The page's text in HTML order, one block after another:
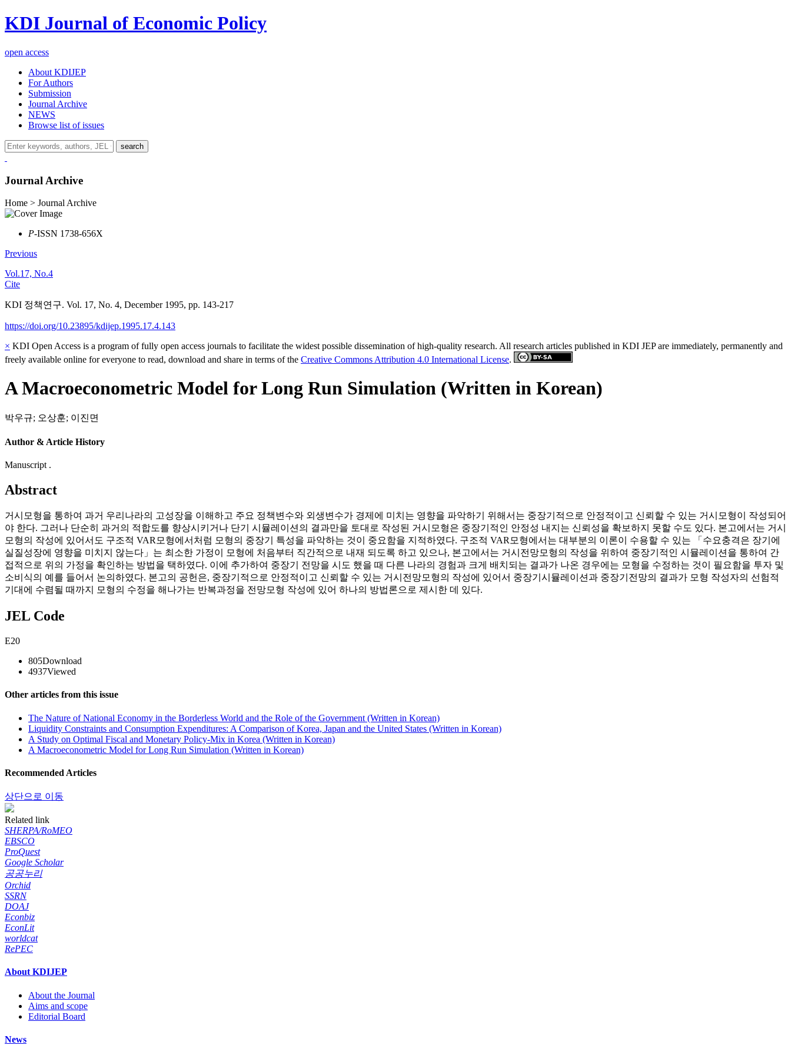
KDI Journal of Economic Policy
open access
About KDIJEP
For Authors
Submission
Journal Archive
NEWS
Browse list of issues
search
Journal Archive
Home > Journal Archive
P-ISSN 1738-656X
Previous
Vol.17, No.4
Cite
KDI 정책연구. Vol. 17, No. 4, December 1995, pp. 143-217
https://doi.org/10.23895/kdijep.1995.17.4.143
× KDI Open Access is a program of fully open access journals to facilitate the widest possible dissemination of high-quality research. All research articles published in KDI JEP are immediately, permanently and
freely available online for everyone to read, download and share in terms of the Creative Commons Attribution 4.0 International License.
A Macroeconometric Model for Long Run Simulation (Written in Korean)
박우규; 오상훈; 이진면
Author & Article History
Manuscript .
Abstract
거시모형을 통하여 과거 우리나라의 고성장을 이해하고 주요 정책변수와 외생변수가 경제에 미치는 영향을 파악하기 위해서는 중장기적으로 안정적이고 신뢰할 수 있는 거시모형이 작성되어
야 한다. 그러나 단순히 과거의 적합도를 향상시키거나 단기 시뮬레이션의 결과만을 토대로 작성된 거시모형은 중장기적인 안정성 내지는 신뢰성을 확보하지 못할 수도 있다. 본고에서는 거시
모형의 작성에 있어서도 구조적 VAR모형에서처럼 모형의 중장기 특성을 파악하는 것이 중요함을 지적하였다. 구조적 VAR모형에서는 대부분의 이론이 수용할 수 있는 「수요충격은 장기에
실질성장에 영향을 미치지 않는다」는 최소한 가정이 모형에 처음부터 직간적으로 내재 되도록 하고 있으나, 본고에서는 거시전망모형의 작성을 위하여 중장기적인 시뮬레이션을 통하여 간
접적으로 위의 가정을 확인하는 방법을 택하였다. 이에 추가하여 중장기 전망을 시도 했을 때 다른 나라의 경험과 크게 배치되는 결과가 나온 경우에는 모형을 수정하는 것이 필요함을 투자 및
소비식의 예를 들어서 논의하였다. 본고의 공헌은, 중장기적으로 안정적이고 신뢰할 수 있는 거시전망모형의 작성에 있어서 중장기시뮬레이션과 중장기전망의 결과가 모형 작성자의 선험적
기대에 수렴될 때까지 모형의 수정을 해나가는 반복과정을 전망모형 작성에 있어 하나의 방법론으로 제시한 데 있다.
JEL Code
E20
805Download
4937Viewed
Other articles from this issue
The Nature of National Economy in the Borderless World and the Role of the Government (Written in Korean)
Liquidity Constraints and Consumption Expenditures: A Comparison of Korea, Japan and the United States (Written in Korean)
A Study on Optimal Fiscal and Monetary Policy-Mix in Korea (Written in Korean)
A Macroeconometric Model for Long Run Simulation (Written in Korean)
Recommended Articles
상단으로 이동
Related link
SHERPA/RoMEO
EBSCO
ProQuest
Google Scholar
공공누리
Orchid
SSRN
DOAJ
Econbiz
EconLit
worldcat
RePEC
About KDIJEP
About the Journal
Aims and scope
Editorial Board
News